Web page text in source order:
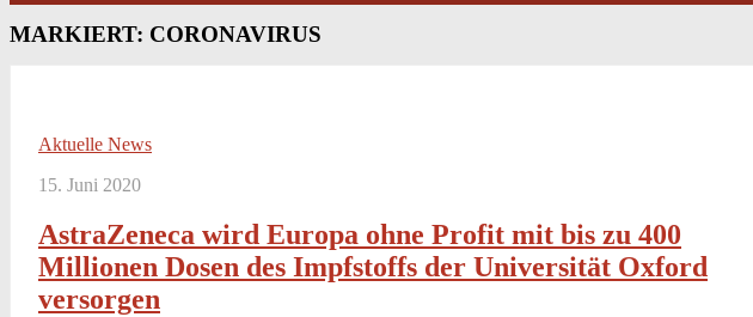
MARKIERT: CORONAVIRUS
Aktuelle News
15. Juni 2020
AstraZeneca wird Europa ohne Profit mit bis zu 400
Millionen Dosen des Impfstoffs der Universität Oxford
versorgen